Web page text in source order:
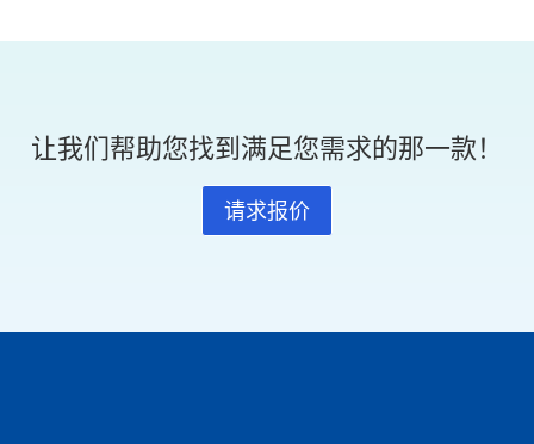
让我们帮助您找到满足您需求的那一款！
请求报价